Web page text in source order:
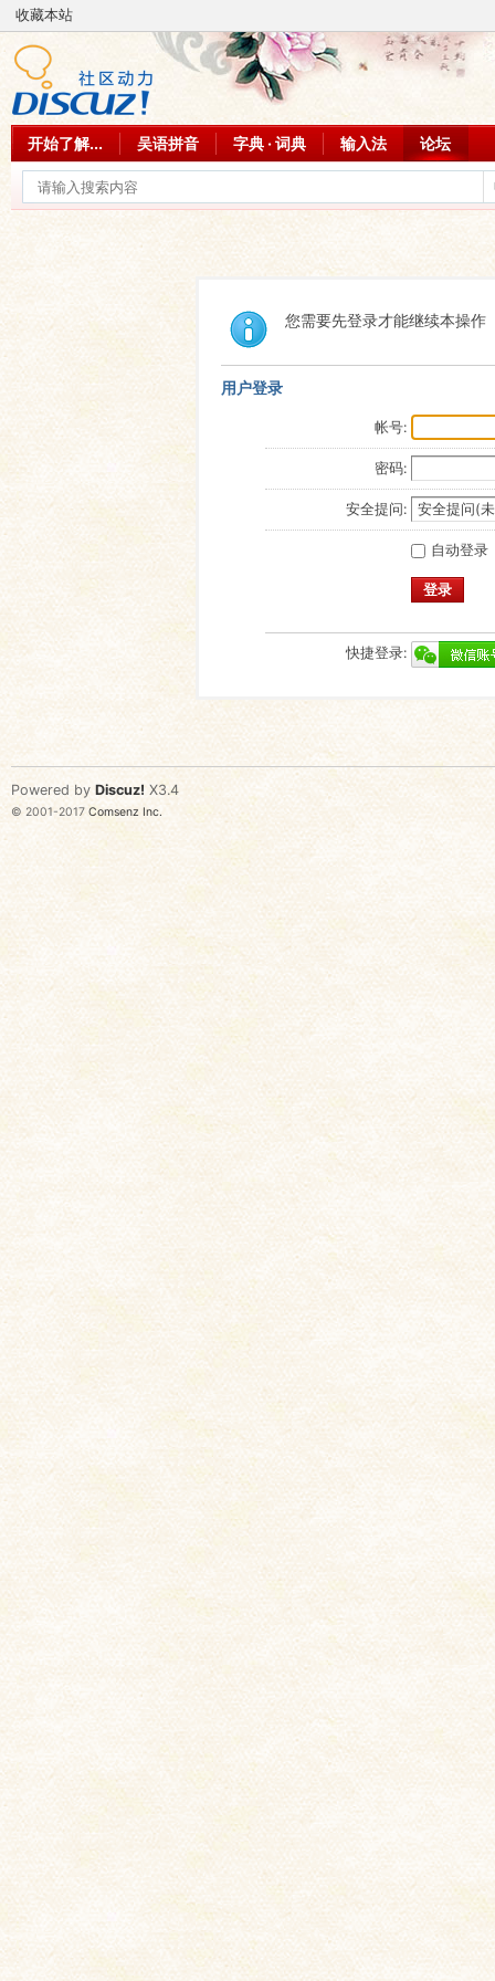
收藏本站
开始了解... 吴语拼音 字典 · 词典 输入法 论坛
您需要先登录才能继续本操作
用户登录
帐号:
密码:
安全提问:
自动登录
登录
快捷登录:
Powered by Discuz! X3.4
© 2001-2017 Comsenz Inc.